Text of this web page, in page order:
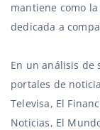
mantiene como
dedicada a
En un análisis de
portales de
Televisa, El
Noticias, El